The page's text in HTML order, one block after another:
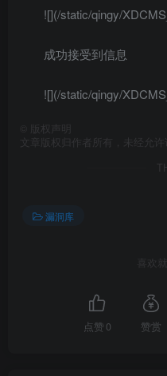
![](/static/qingy/
成功接受到信息
![](/static/qingy/
版权声明
文章版权归作者所有，未经允许
漏洞库
喜欢
点赞 0 赞赏